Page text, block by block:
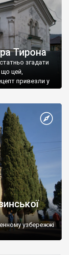
Тирона
згадати
цей,
привезли у
узбережжі